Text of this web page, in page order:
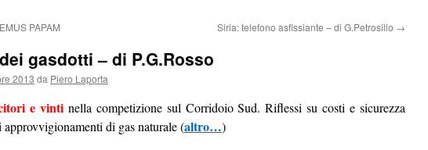
PAPAM Siria: telefono asfissiante – di G.Petrosillo →
gasdotti – di P.G.Rosso
2013 da Piero Laporta
e vintinella competizione sul Corridoio Sud. Riflessi su costi e sicurezza
approvvigionamenti di gas naturale (altro…)